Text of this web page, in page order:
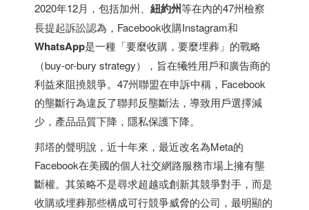
2020年12月，包括加州、 紐約州等在內的47州檢察
長提起訴訟認為，Facebook收購Instagram和
WhatsApp是一種「要麼收購，要麼埋葬」的戰略
（buy-or-bury strategy），旨在犧牲用戶和廣告商的
利益來阻撓競爭。47州聯盟在申訴中稱，Facebook
的壟斷行為違反了聯邦反壟斷法，導致用戶選擇減
少，產品品質下降，隱私保護下降。
邦塔的聲明說，近十年來，最近改名為Meta的
Facebook在美國的個人社交網路服務市場上擁有壟
斷權。其策略不是尋求超越或創新其競爭對手，而是
收購或埋葬那些構成可行競爭威脅的公司，最明顯的